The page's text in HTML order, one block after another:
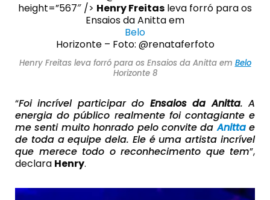
height=”567″ /> Henry Freitas leva forró para os
Ensaios da Anitta em
Belo
Horizonte – Foto: @renataferfoto
Henry Freitas leva forró para os Ensaios da Anitta em Belo
Horizonte 8
“Foi incrível participar do Ensaios da Anitta. A
energia do público realmente foi contagiante e
me senti muito honrado pelo convite daAnittae
de toda a equipe dela. Ele é uma artista incrível
que merece todo o reconhecimento que tem”,
declara Henry.